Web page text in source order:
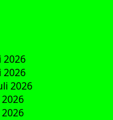
2026
2026
2026
2026
2026